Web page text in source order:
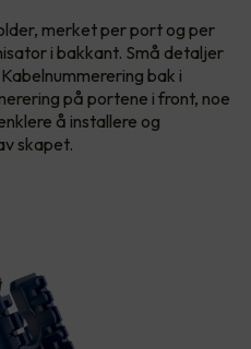
merket per port og per
i bakkant. Små detaljer
bak i
på portene i front, noe
å installere og
skapet.